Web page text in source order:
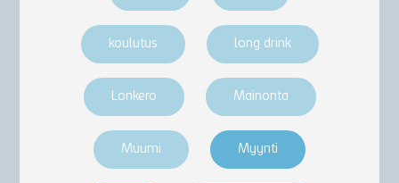
koulutus long drink
Lonkero Mainonta
Muumi Myynti